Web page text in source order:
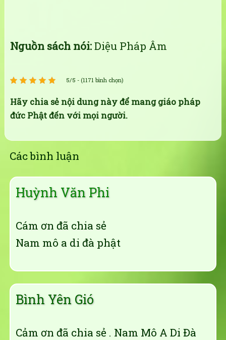
Nguồn sách nói:Diệu Pháp Âm
5/5 - (1171 bình chọn)
Hãy chia sẻ nội dung này để mang giáo pháp
đức Phật đến với mọi người.
Các bình luận
Huỳnh Văn Phi
Cám ơn đã chia sẻ
Nam mô a di đà phật
Bình Yên Gió
Cảm ơn đã chia sẻ . Nam Mô A Di Đà